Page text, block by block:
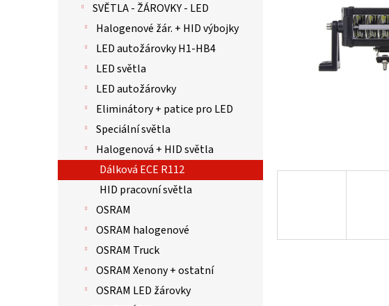
SVĚTLA - ŽÁROVKY - LED
Halogenové žár. + HID výbojky
LED autožárovky H1-HB4
LED světla
LED autožárovky
Eliminátory + patice pro LED
Speciální světla
Halogenová + HID světla
Dálková ECE R112
HID pracovní světla
OSRAM
OSRAM halogenové
OSRAM Truck
OSRAM Xenony + ostatní
OSRAM LED žárovky